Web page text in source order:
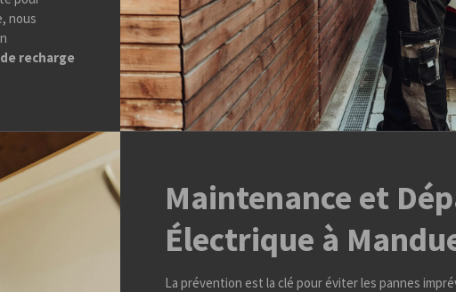
nous
recharge
Maintenance et
Électrique à
La prévention est la clé pour éviter les pannes